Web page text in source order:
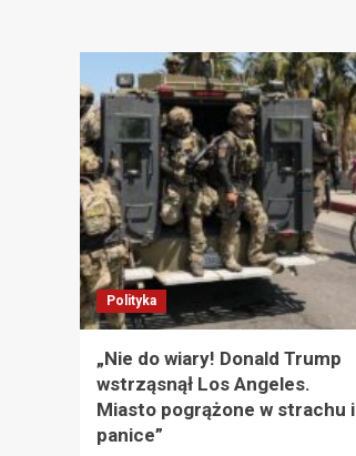
w
góry
nową
RAV4.
Dla
mnie
ta
Toyota
w
tej
odsłonie
prawdziwa
Polityka
„Nie do wiary! Donald Trump
wstrząsnął Los Angeles.
Miasto pogrążone w strachu i
panice”